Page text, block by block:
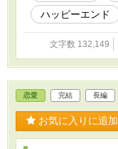
ハッピーエンド
文字数 132,149
恋愛 完結 長編
お気に入りに追加